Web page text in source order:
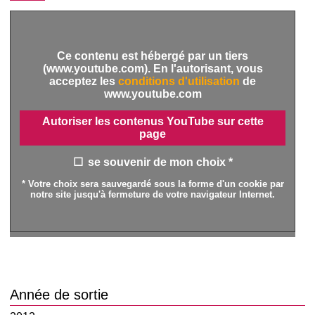
Ce contenu est hébergé par un tiers
(www.youtube.com). En l'autorisant, vous
acceptez les conditions d'utilisation de
www.youtube.com
Autoriser les contenus YouTube sur cette
page
se souvenir de mon choix *
* Votre choix sera sauvegardé sous la forme d'un cookie par
notre site jusqu'à fermeture de votre navigateur Internet.
Année de sortie